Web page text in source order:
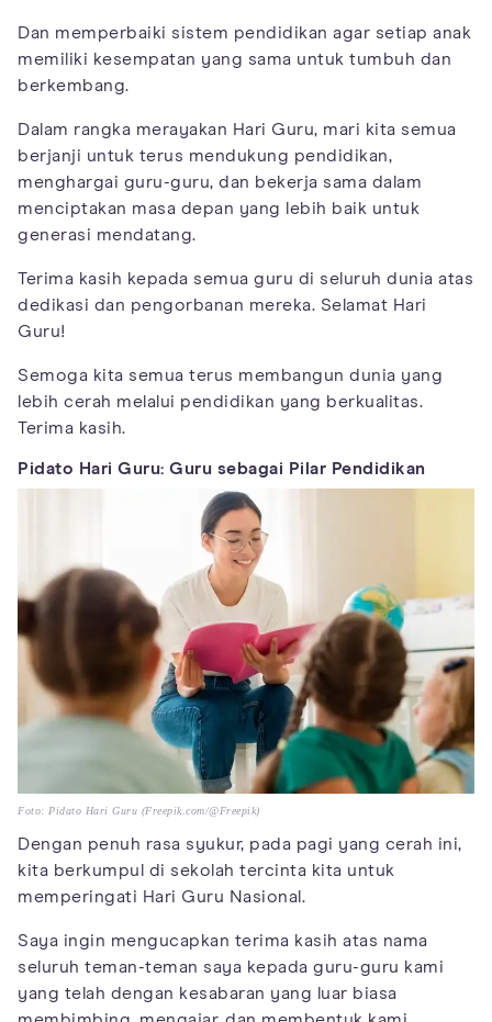
Dan memperbaiki sistem pendidikan agar setiap anak
memiliki kesempatan yang sama untuk tumbuh dan
berkembang.
Dalam rangka merayakan Hari Guru, mari kita semua
berjanji untuk terus mendukung pendidikan,
menghargai guru-guru, dan bekerja sama dalam
menciptakan masa depan yang lebih baik untuk
generasi mendatang.
Terima kasih kepada semua guru di seluruh dunia atas
dedikasi dan pengorbanan mereka. Selamat Hari
Guru!
Semoga kita semua terus membangun dunia yang
lebih cerah melalui pendidikan yang berkualitas.
Terima kasih.
Pidato Hari Guru: Guru sebagai Pilar Pendidikan
Foto: Pidato Hari Guru (Freepik.com/@Freepik)
Dengan penuh rasa syukur, pada pagi yang cerah ini,
kita berkumpul di sekolah tercinta kita untuk
memperingati Hari Guru Nasional.
Saya ingin mengucapkan terima kasih atas nama
seluruh teman-teman saya kepada guru-guru kami
yang telah dengan kesabaran yang luar biasa